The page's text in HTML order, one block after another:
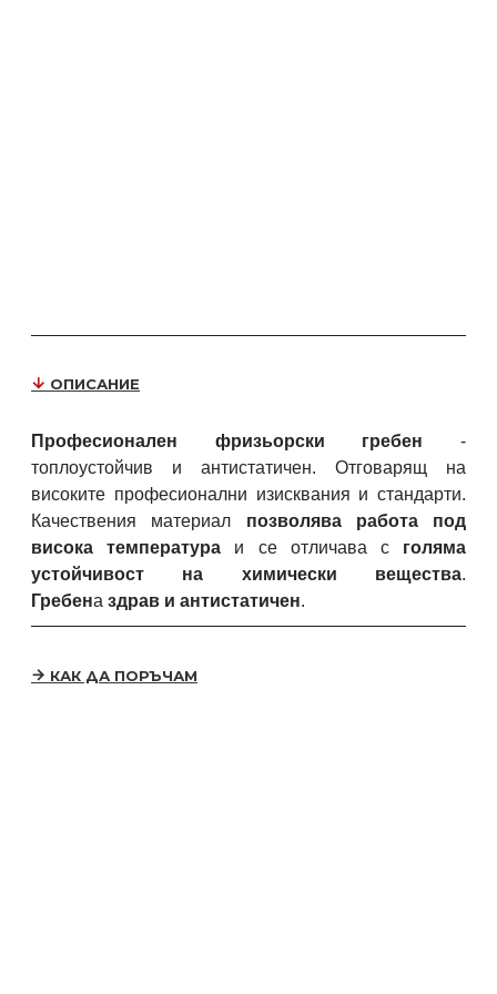
ОПИСАНИЕ
Професионален фризьорски гребен -
топлоустойчив и антистатичен. Отговарящ на
високите професионални изисквания и стандарти.
Качествения материал позволява работа под
висока температура и се отличава с голяма
устойчивост на химически вещества.
Гребена здрав и антистатичен.
КАК ДА ПОРЪЧАМ